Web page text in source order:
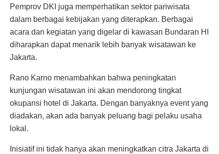
Pemprov DKI juga memperhatikan sektor pariwisata
dalam berbagai kebijakan yang diterapkan. Berbagai
acara dan kegiatan yang digelar di kawasan Bundaran HI
diharapkan dapat menarik lebih banyak wisatawan ke
Jakarta.
Rano Karno menambahkan bahwa peningkatan
kunjungan wisatawan ini akan mendorong tingkat
okupansi hotel di Jakarta. Dengan banyaknya event yang
diadakan, akan ada banyak peluang bagi pelaku usaha
lokal.
Inisiatif ini tidak hanya akan meningkatkan citra Jakarta di